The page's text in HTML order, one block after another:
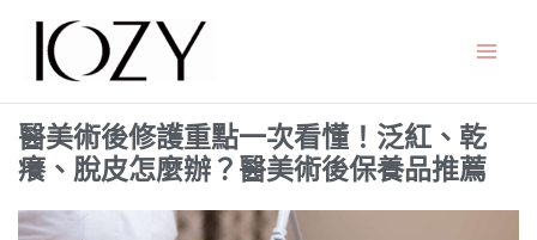
要
醫美術後修護重點一次看懂！泛紅、乾
癢、脫皮怎麼辦？醫美術後保養品推薦